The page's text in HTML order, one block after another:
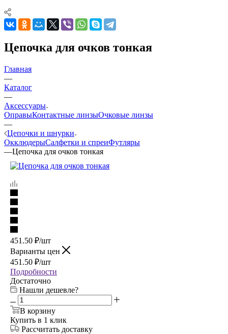
Цепочка для очков тонкая
Главная
—
Каталог
—
Аксессуары
ОправыКонтактные линзыОчковые линзы
—
Цепочки и шнурки
ОкклюдерыСалфетки и спреиФутляры
—Цепочка для очков тонкая
451.50 ₽/шт
Варианты цен
451.50 ₽/шт
Подробности
Достаточно
Нашли дешевле?
В корзину
Купить в 1 клик
Рассчитать доставку